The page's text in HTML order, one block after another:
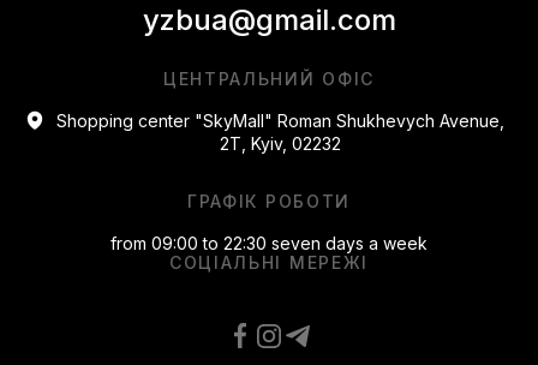
ЦЕНТРАЛЬНИЙ ОФІС
Shopping center "SkyMall" Roman Shukhevych Avenue,
2T, Kyiv, 02232
СОЦІАЛЬНІ МЕРЕЖІ
yzbua@gmail.com
ГРАФІК РОБОТИ
from 09:00 to 22:30 seven days a week